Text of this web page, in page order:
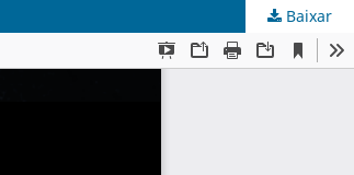
Baixar